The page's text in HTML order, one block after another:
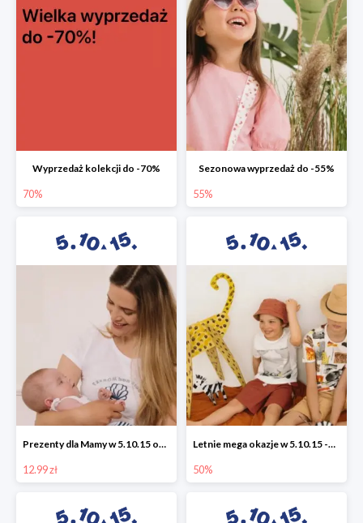
Wyprzedaż kolekcji do -70%
70%
Sezonowa wyprzedaż do -55%
55%
Prezenty dla Mamy w 5.10.15 od 12,99 zł
12.99 zł
Letnie mega okazje w 5.10.15 -50%
50%